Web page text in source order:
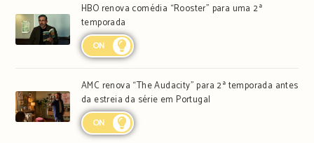
HBO renova comédia “Rooster” para uma 2ª
temporada
ON
AMC renova “The Audacity” para 2ª temporada antes
da estreia da série em Portugal
ON